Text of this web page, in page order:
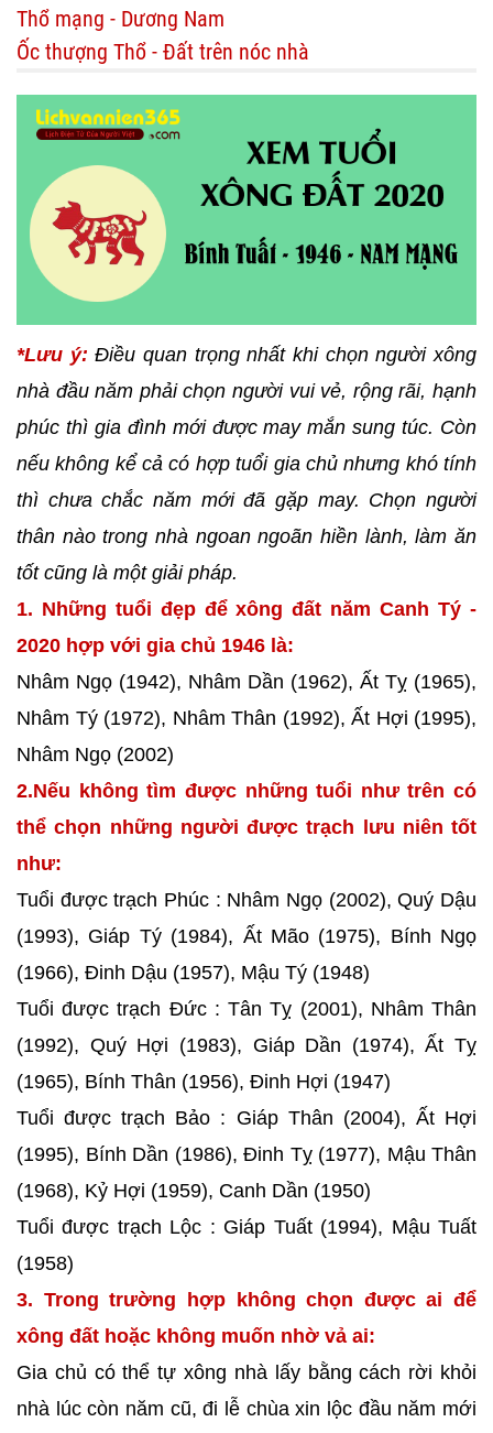
Thổ mạng - Dương Nam
Ốc thượng Thổ - Đất trên nóc nhà
*Lưu ý: Điều quan trọng nhất khi chọn người xông
nhà đầu năm phải chọn người vui vẻ, rộng rãi, hạnh
phúc thì gia đình mới được may mắn sung túc. Còn
nếu không kể cả có hợp tuổi gia chủ nhưng khó tính
thì chưa chắc năm mới đã gặp may. Chọn người
thân nào trong nhà ngoan ngoãn hiền lành, làm ăn
tốt cũng là một giải pháp.
1. Những tuổi đẹp để xông đất năm Canh Tý -
2020 hợp với gia chủ 1946 là:
Nhâm Ngọ (1942), Nhâm Dần (1962), Ất Tỵ (1965),
Nhâm Tý (1972), Nhâm Thân (1992), Ất Hợi (1995),
Nhâm Ngọ (2002)
2.Nếu không tìm được những tuổi như trên có
thể chọn những người được trạch lưu niên tốt
như:
Tuổi được trạch Phúc : Nhâm Ngọ (2002), Quý Dậu
(1993), Giáp Tý (1984), Ất Mão (1975), Bính Ngọ
(1966), Đinh Dậu (1957), Mậu Tý (1948)
Tuổi được trạch Đức : Tân Tỵ (2001), Nhâm Thân
(1992), Quý Hợi (1983), Giáp Dần (1974), Ất Tỵ
(1965), Bính Thân (1956), Đinh Hợi (1947)
Tuổi được trạch Bảo : Giáp Thân (2004), Ất Hợi
(1995), Bính Dần (1986), Đinh Tỵ (1977), Mậu Thân
(1968), Kỷ Hợi (1959), Canh Dần (1950)
Tuổi được trạch Lộc : Giáp Tuất (1994), Mậu Tuất
(1958)
3. Trong trường hợp không chọn được ai để
xông đất hoặc không muốn nhờ vả ai:
Gia chủ có thể tự xông nhà lấy bằng cách rời khỏi
nhà lúc còn năm cũ, đi lễ chùa xin lộc đầu năm mới